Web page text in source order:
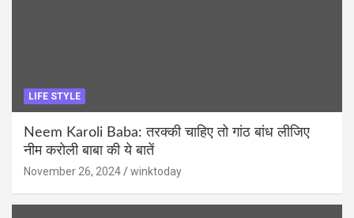
LIFE STYLE
Neem Karoli Baba: तरक्की चाहिए तो गांठ बांध लीजिए
नीम करोली बाबा की ये बातें
November 26, 2024 winktoday